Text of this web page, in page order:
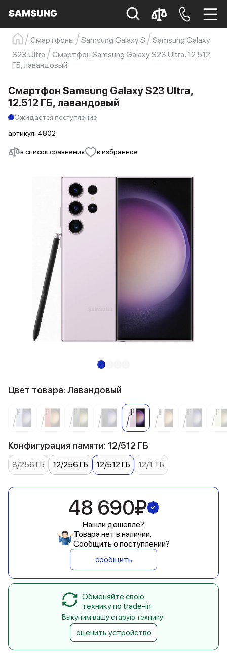
Samsung Смартфон s23
s23 ultra
Galaxy S22
Смартфоны Samsung Galaxy S
Samsung Galaxy
S23 Ultra
Смартфон Samsung Galaxy S23 Ultra, 12.512
ГБ, лавандовый
в список сравнения в избранное
Смартфон Samsung Galaxy S23 Ultra,
12.512 ГБ, лавандовый
Ожидается поступление
артикул: 4802
Цвет товара: Лавандовый
Конфигурация памяти: 12/512 ГБ
8/256 ГБ 12/256 ГБ 12/512 ГБ 12/1 ТБ
48 690₽
Нашли дешевле?
Товара нет в наличии.
Сообщить о поступлении?
сообщить
Обменяйте свою
технику по trade-in
Выкупим вашу старую технику
оценить устройство